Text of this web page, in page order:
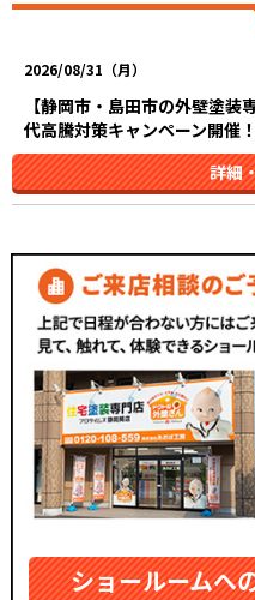
2026/08/31（月）
【静岡市・島田市の外壁塗
代高騰対策キャンペーン開催
詳細
ショールームへ